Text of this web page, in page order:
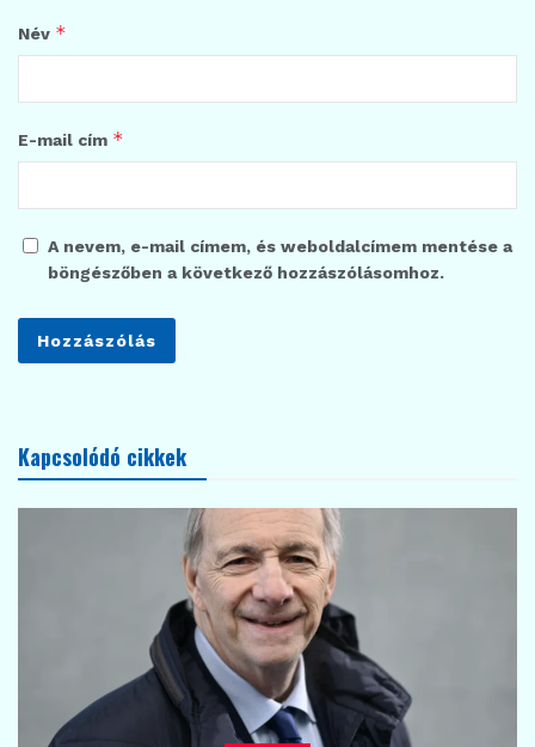
Név *
E-mail cím *
A nevem, e-mail címem, és weboldalcímem mentése a
böngészőben a következő hozzászólásomhoz.
Kapcsolódó cikkek